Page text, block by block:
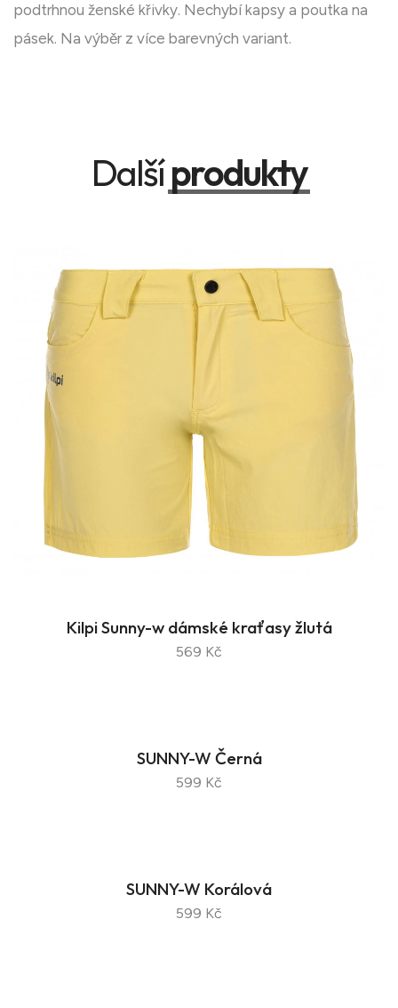
podtrhnou ženské křivky. Nechybí kapsy a poutka na
pásek. Na výběr z více barevných variant.
Dalšíprodukty
Kilpi Sunny-w dámské kraťasy žlutá
569 Kč
SUNNY-W Černá
599 Kč
SUNNY-W Korálová
599 Kč